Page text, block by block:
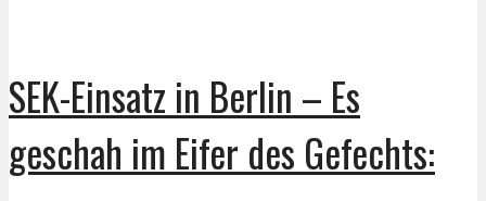
SEK-Einsatz in Berlin – Es
geschah im Eifer des Gefechts: